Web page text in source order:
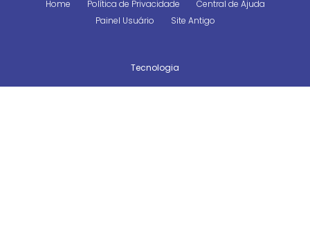
Home Política de Privacidade
Central de Ajuda
Painel Usuário
Site Antigo
Tecnologia